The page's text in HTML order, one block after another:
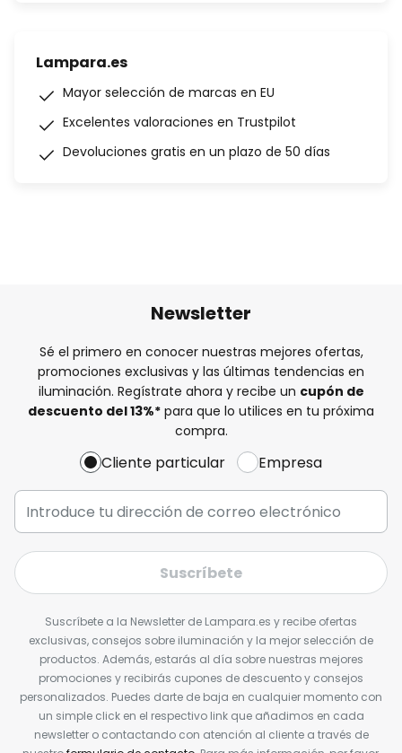
Lampara.es
Mayor selección de marcas en EU
Excelentes valoraciones en Trustpilot
Devoluciones gratis en un plazo de 50 días
Newsletter
Sé el primero en conocer nuestras mejores ofertas,
promociones exclusivas y las últimas tendencias en
iluminación. Regístrate ahora y recibe un cupón de
descuento del13%* para que lo utilices en tu próxima
compra.
Cliente particular Empresa
Suscríbete
Suscríbete a la Newsletter de Lampara.es y recibe ofertas
exclusivas, consejos sobre iluminación y la mejor selección de
productos. Además, estarás al día sobre nuestras mejores
promociones y recibirás cupones de descuento y consejos
personalizados. Puedes darte de baja en cualquier momento con
un simple click en el respectivo link que añadimos en cada
newsletter o contactando con atención al cliente a través de